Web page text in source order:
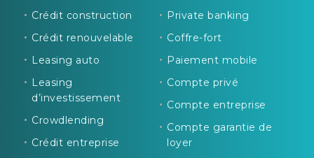
Crédit construction
Crédit renouvelable
Leasing auto
Leasing
d’investissement
Crowdlending
Crédit entreprise
Private banking
Coffre-fort
Paiement mobile
Compte privé
Compte entreprise
Compte garantie de
loyer